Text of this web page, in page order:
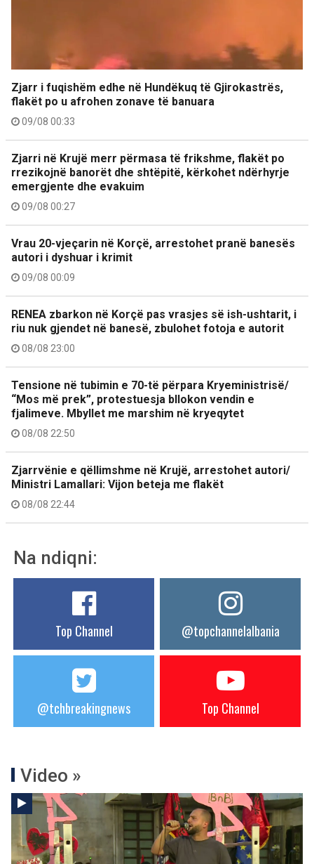
Zjarr i fuqishëm edhe në Hundëkuq të Gjirokastrës,
flakët po u afrohen zonave të banuara
09/08 00:33
Zjarri në Krujë merr përmasa të frikshme, flakët po
rrezikojnë banorët dhe shtëpitë, kërkohet ndërhyrje
emergjente dhe evakuim
09/08 00:27
Vrau 20-vjeçarin në Korçë, arrestohet pranë banesës
autori i dyshuar i krimit
09/08 00:09
RENEA zbarkon në Korçë pas vrasjes së ish-ushtarit, i
riu nuk gjendet në banesë, zbulohet fotoja e autorit
08/08 23:00
Tensione në tubimin e 70-të përpara Kryeministrisë/
“Mos më prek”, protestuesja bllokon vendin e
fjalimeve. Mbyllet me marshim në kryeqytet
08/08 22:50
Zjarrvënie e qëllimshme në Krujë, arrestohet autori/
Ministri Lamallari: Vijon beteja me flakët
08/08 22:44
Na ndiqni:
Top Channel @topchannelalbania
@tchbreakingnews Top Channel
Video »